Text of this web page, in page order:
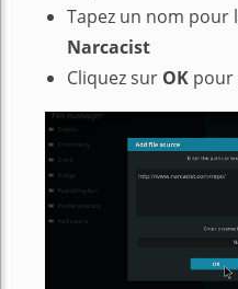
Tapez un nom pour
Narcacist
Cliquez sur OK pour